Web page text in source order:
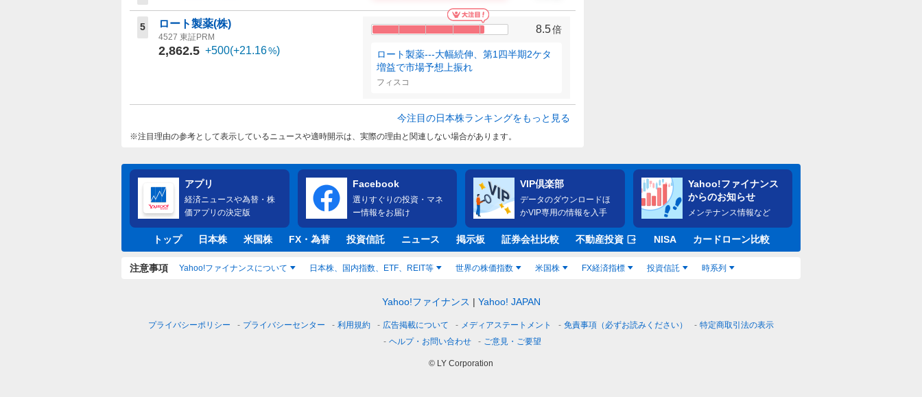
5 ロート製薬(株)
4527 東証PRM
2,862.5 +500(+21.16%)
8.5倍
ロート製薬---大幅続伸、第1四半期2ケタ
増益で市場予想上振れ
フィスコ
今注目の日本株ランキングをもっと見る
注目理由の参考として表示しているニュースや適時開示は、実際の理由と関連しない場合があります。
アプリ
経済ニュースや為替・株
価アプリの決定版
Facebook
選りすぐりの投資・マネ
ー情報をお届け
VIP倶楽部
データのダウンロードほ
かVIP専用の情報を入手
Yahoo!ファイナンス
からのお知らせ
メンテナンス情報など
トップ 日本株 米国株 FX・為替 投資信託 ニュース 掲示板 証券会社比較 不動産投資 NISA カードローン比較
注意事項 Yahoo!ファイナンスについて 日本株、国内指数、ETF、REIT等 世界の株価指数 米国株 FX経済指標 投資信託 時系列
Yahoo!ファイナンス Yahoo! JAPAN
プライバシーポリシー プライバシーセンター 利用規約 広告掲載について メディアステートメント 免責事項（必ずお読みください）
特定商取引法の表示
ヘルプ・お問い合わせ
ご意見・ご要望
© LY Corporation